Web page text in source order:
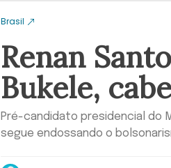
Brasil
Renan
Bukele,
Pré-candidato presidencial do
segue endossando o